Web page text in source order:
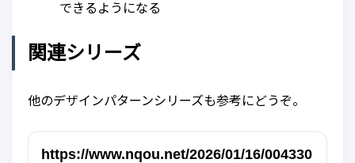
できるようになる
関連シリーズ
他のデザインパターンシリーズも参考にどうぞ。
https://www.nqou.net/2026/01/16/004330